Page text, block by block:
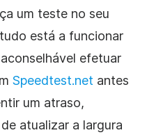
um teste no seu
está a funcionar
efetuar
Speedtest.net antes
um atraso,
atualizar a largura